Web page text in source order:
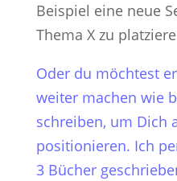
Beispiel eine neue
Thema X zu
Oder du möchtest
weiter machen wie
schreiben, um Dich
positionieren. Ich
3 Bücher